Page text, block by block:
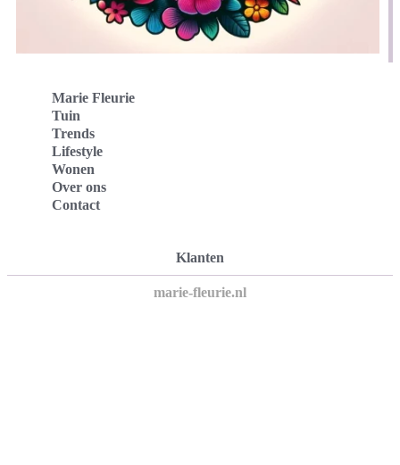
Marie Fleurie
Tuin
Trends
Lifestyle
Wonen
Over ons
Contact
Klanten
marie-fleurie.nl